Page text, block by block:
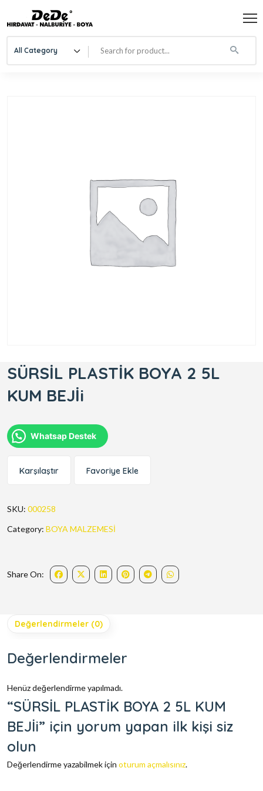
All Category
SÜRSİL PLASTİK BOYA 2 5L
KUM BEJİi
Whatsap Destek
Karşılaştır Favoriye Ekle
SKU: 000258
Category: BOYA MALZEMESİ
Share On:
Değerlendirmeler (0)
Değerlendirmeler
Henüz değerlendirme yapılmadı.
“SÜRSİL PLASTİK BOYA 2 5L KUM
BEJİi” için yorum yapan ilk kişi siz
olun
Değerlendirme yazabilmek için oturum açmalısınız.